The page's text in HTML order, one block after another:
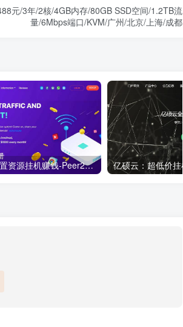
元/3年/2核/4GB内存/80GB SSD空间/1.2TB流
量/6Mbps端口/KVM/广州/北京/上海/成都
利用闲置资源挂机赚钱-Peer2Profit ，支持windows,linux,Android多平台